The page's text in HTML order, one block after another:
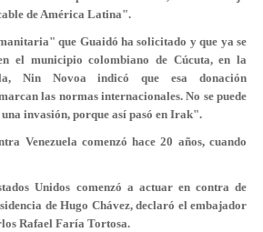
de América Latina".
que Guaidó ha solicitado y que ya se
el municipio colombiano de Cúcuta, en la
Nin Novoa indicó que esa donación
las normas internacionales.No se puede
invasión, porque así pasó en Irak".
Venezuela comenzó hace 20 años, cuando
Unidos comenzó a actuar en contra de
de Hugo Chávez, declaró el embajador
Rafael Faría Tortosa.